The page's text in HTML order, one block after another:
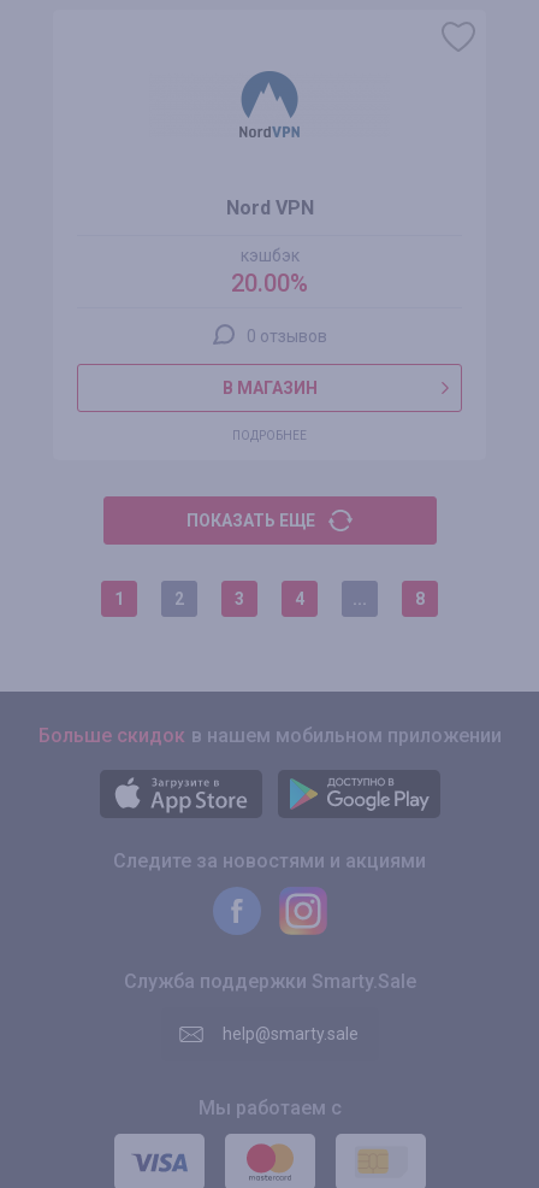
Nord VPN
кэшбэк
20.00%
0 отзывов
В МАГАЗИН
ПОДРОБНЕЕ
ПОКАЗАТЬ ЕЩЕ
1 2 3 4 8
Больше скидок в нашем мобильном приложении
Следите за новостями и акциями
Служба поддержки Smarty.Sale
help@smarty.sale
Мы работаем с